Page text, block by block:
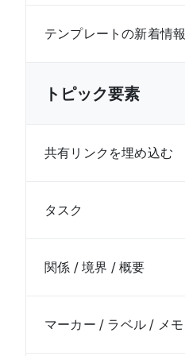
テンプレートの新着情報
トピック要素
共有リンクを埋め込む
タスク
関係 / 境界 / 概要
マーカー / ラベル / メモ